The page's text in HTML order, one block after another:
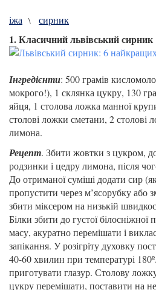
іжа \ сирник
1. Класичний львівський сирник
Інгредієнти: 500 грамів
мокрого!), 1 склянка цукру, 130
яйця, 1 столова ложка манної
столові ложки сметани, 2 столові
лимона.
Рецепт. Збити жовтки з цукром,
родзинки і цедру лимона, після
До отриманої суміші додати сир
пропустити через м’ясорубку або
збити міксером на низькій
Білки збити до густої білосніжної
масу, акуратно перемішати і
запікання. У розігріту духовку
40-60 хвилин при температурі
приготувати глазур. Столову
цукру перемішати, поставити на